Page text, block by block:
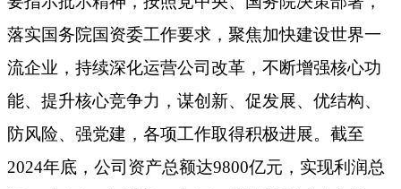
落实国务院国资委工作要求，聚焦加快建设世界一
流企业，持续深化运营公司改革，不断增强核心功
能、提升核心竞争力，谋创新、促发展、优结构、
防风险、强党建，各项工作取得积极进展。截至
2024年底，公司资产总额达9800亿元，实现利润总